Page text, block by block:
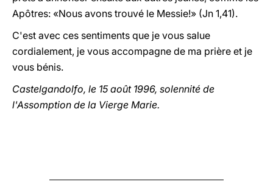
Apôtres: «Nous avons trouvé le Messie!» (Jn 1,41).
C'est avec ces sentiments que je vous salue
cordialement, je vous accompagne de ma prière et je
vous bénis.
Castelgandolfo, le 15 août 1996, solennité de
l'Assomption de la Vierge Marie.